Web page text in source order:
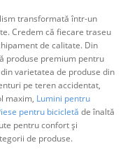
transformată într-un
Credem că fiecare traseu
de calitate. Din
produse premium pentru
varietatea de produse din
pe teren accidentat,
maxim, Lumini pentru
pentru bicicletă de înaltă
pentru confort și
de produse.